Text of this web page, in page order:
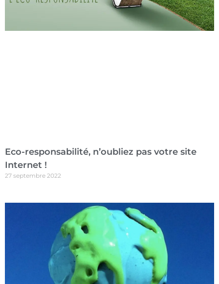
Eco-responsabilité, n’oubliez pas votre site
Internet !
27 septembre 2022